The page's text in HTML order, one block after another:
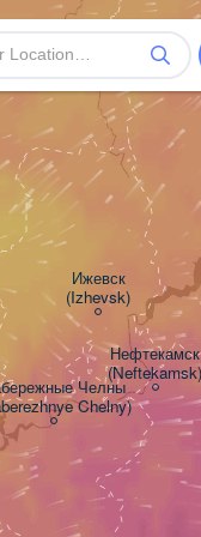
Ижевск
(Izhevsk)
Нефтекамск
(Neftekamsk)
Челны
Chelny)